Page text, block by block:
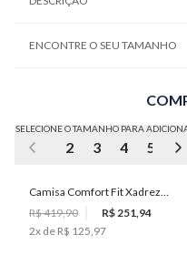
ENCONTRE O SEU TAMANHO
SELECIONE O TAMANHO PARA
2 3 4 5 6
Camisa Comfort Fit Xadrez
Masculina Individual
R$ 419,90
R$ 251,94
2x de R$ 125,97